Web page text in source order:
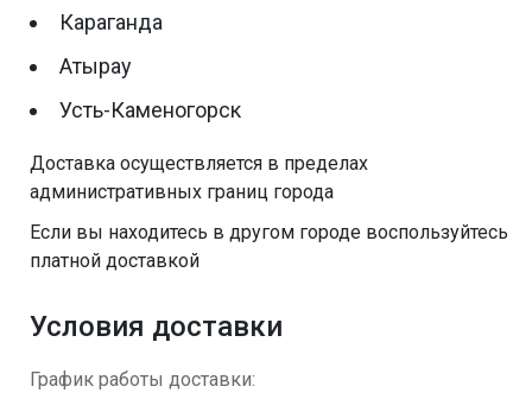
Караганда
Атырау
Усть-Каменогорск
Доставка осуществляется в пределах
административных границ города
Eсли вы находитесь в другом городе воспользуйтесь
платной доставкой
Условия доставки
График работы доставки: